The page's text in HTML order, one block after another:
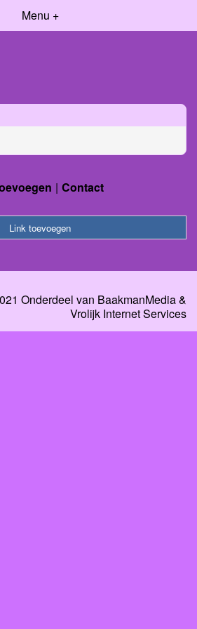
Menu +
Contact
Link toevoegen
Onderdeel van BaakmanMedia&
Vrolijk Internet Services